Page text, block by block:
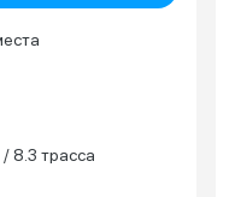
8.3 трасса